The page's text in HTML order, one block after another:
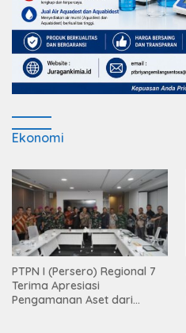
Ekonomi
PTPN I (Persero) Regional 7
Terima Apresiasi
Pengamanan Aset dari